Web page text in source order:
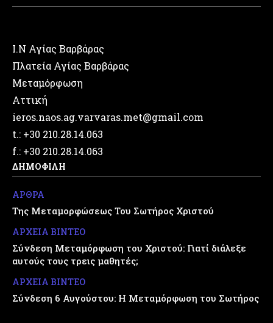
Ι.Ν Αγίας Βαρβάρας
Πλατεία Αγίας Βαρβάρας
Μεταμόρφωση
Αττική
ieros.naos.ag.varvaras.met@gmail.com
t.: +30 210.28.14.063
f.: +30 210.28.14.063
ΔΗΜΟΦΙΛΗ
ΑΡΘΡΑ
Της Μεταμορφώσεως Του Σωτήρος Χριστού
ΑΡΧΕΙΑ ΒΙΝΤΕΟ
Σύνδεση Μεταμόρφωση του Χριστού: Γιατί διάλεξε
αυτούς τους τρεις μαθητές;
ΑΡΧΕΙΑ ΒΙΝΤΕΟ
Σύνδεση 6 Αυγούστου: Η Μεταμόρφωση του Σωτήρος